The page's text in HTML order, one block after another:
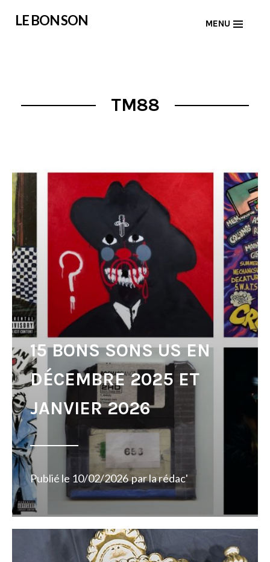
LE BON SON MENU
TM88
15 BONS SONS US EN
DÉCEMBRE 2025 ET
JANVIER 2026
Publié le 10/02/2026 parla rédac'